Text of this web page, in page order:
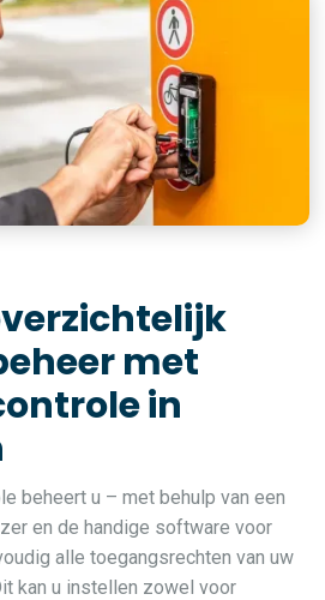
met
in
beheert u – met behulp van een
en de handige software voor
alle toegangsrechten van uw
kan u instellen zowel voor